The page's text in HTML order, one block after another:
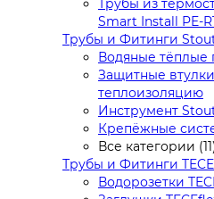
Трубы из
Smart Install PE-
Трубы и Фитинги
Водяные тёплые
Защитные
теплоизоляцию
Инструмент
Крепёжные
Все категории
Трубы и Фитинги TECE
Водорозетки